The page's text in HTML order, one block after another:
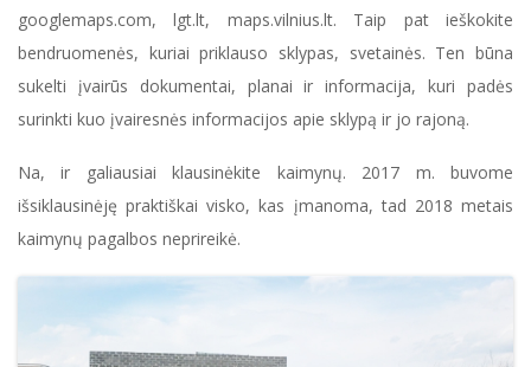
googlemaps.com, lgt.lt, maps.vilnius.lt. Taip pat ieškokite
bendruomenės, kuriai priklauso sklypas, svetainės. Ten būna
sukelti įvairūs dokumentai, planai ir informacija, kuri padės
surinkti kuo įvairesnės informacijos apie sklypą ir jo rajoną.
Na, ir galiausiai klausinėkite kaimynų. 2017 m. buvome
išsiklausinėję praktiškai visko, kas įmanoma, tad 2018 metais
kaimynų pagalbos neprireikė.